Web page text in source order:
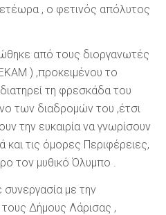
, ο φετινός απόλυτος
από τους διοργανωτές
) ,προκειμένου το
τη φρεσκάδα του
των διαδρομών του ,έτσι
την ευκαιρία να γνωρίσουν
τις όμορες Περιφέρειες,
τον μυθικό Όλυμπο .
με την
Δήμους Λάρισας ,